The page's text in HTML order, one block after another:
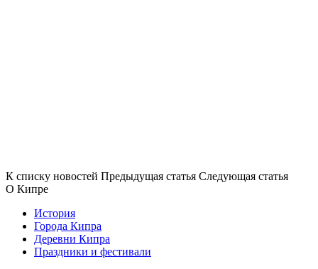
К списку новостей Предыдущая статья Следующая статья
О Кипре
История
Города Кипра
Деревни Кипра
Праздники и фестивали